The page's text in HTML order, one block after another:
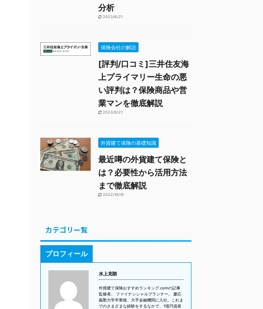
分析
2023/6/21
保険会社の解説
[評判/口コミ]三井住友海
上プライマリー生命の悪
い評判は？保険商品や営
業マンを徹底解説
2023/6/21
外貨建て保険の基礎知識
最近噂の外貨建て保険と
は？必要性から活用方法
まで徹底解説
2022/10/10
カテゴリー覧
プロフィール
水上克朗
外貨建て保険おすすめランキング.comの記事
監修者。 ファイナンシャルプランナー。 慶応
義塾大学卒業後、大手金融機関に入社。これま
でのさまざまな経験をするなかで、1憶円資産